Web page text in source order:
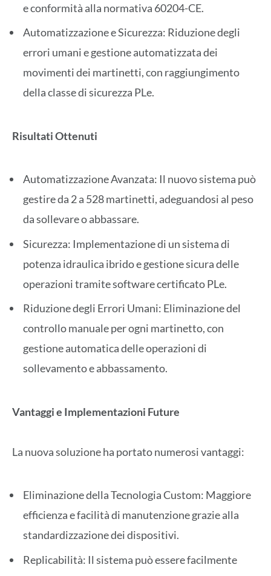
e conformità alla normativa 60204-CE.
Automatizzazione e Sicurezza: Riduzione degli
errori umani e gestione automatizzata dei
movimenti dei martinetti, con raggiungimento
della classe di sicurezza PLe.
Risultati Ottenuti
Automatizzazione Avanzata: Il nuovo sistema può
gestire da 2 a 528 martinetti, adeguandosi al peso
da sollevare o abbassare.
Sicurezza: Implementazione di un sistema di
potenza idraulica ibrido e gestione sicura delle
operazioni tramite software certificato PLe.
Riduzione degli Errori Umani: Eliminazione del
controllo manuale per ogni martinetto, con
gestione automatica delle operazioni di
sollevamento e abbassamento.
Vantaggi e Implementazioni Future
La nuova soluzione ha portato numerosi vantaggi:
Eliminazione della Tecnologia Custom: Maggiore
efficienza e facilità di manutenzione grazie alla
standardizzazione dei dispositivi.
Replicabilità: Il sistema può essere facilmente